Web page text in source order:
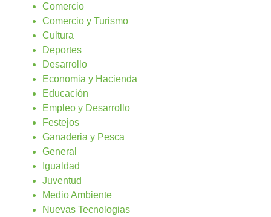
Comercio
Comercio y Turismo
Cultura
Deportes
Desarrollo
Economia y Hacienda
Educación
Empleo y Desarrollo
Festejos
Ganaderia y Pesca
General
Igualdad
Juventud
Medio Ambiente
Nuevas Tecnologias